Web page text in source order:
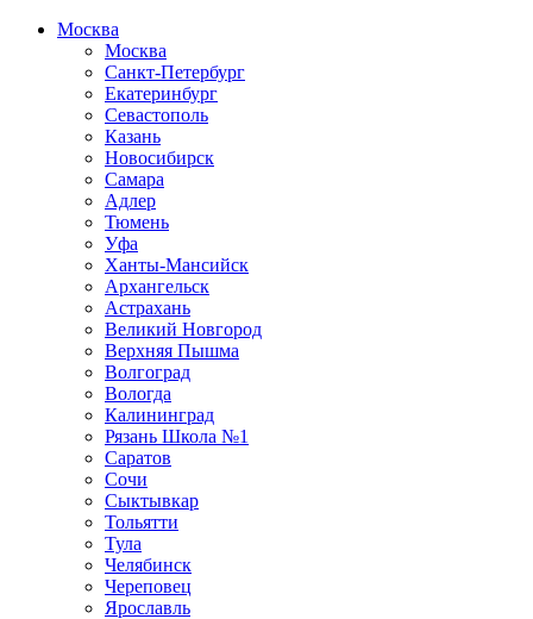
Москва
Москва
Санкт-Петербург
Екатеринбург
Севастополь
Казань
Новосибирск
Самара
Адлер
Тюмень
Уфа
Ханты-Мансийск
Архангельск
Астрахань
Великий Новгород
Верхняя Пышма
Волгоград
Вологда
Калининград
Рязань Школа №1
Саратов
Сочи
Сыктывкар
Тольятти
Тула
Челябинск
Череповец
Ярославль